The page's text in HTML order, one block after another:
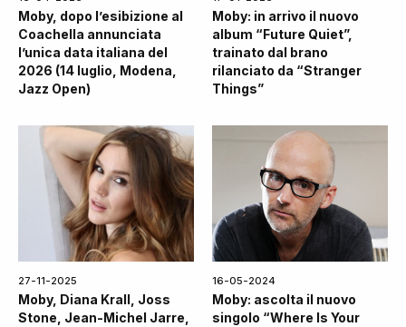
Moby, dopo l’esibizione al
Coachella annunciata
l’unica data italiana del
2026 (14 luglio, Modena,
Jazz Open)
Moby: in arrivo il nuovo
album “Future Quiet”,
trainato dal brano
rilanciato da “Stranger
Things”
27-11-2025
Moby, Diana Krall, Joss
Stone, Jean-Michel Jarre,
16-05-2024
Moby: ascolta il nuovo
singolo “Where Is Your